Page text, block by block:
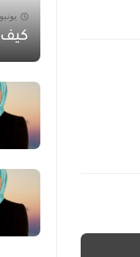
يونيو 24, 2026
كيف